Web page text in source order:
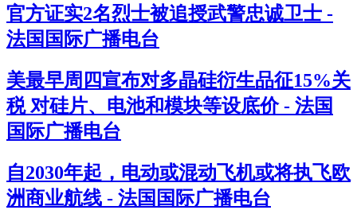
官方证实2名烈士被追授武警忠诚卫士 -
法国国际广播电台
美最早周四宣布对多晶硅衍生品征15%关
税 对硅片、电池和模块等设底价 - 法国
国际广播电台
自2030年起，电动或混动飞机或将执飞欧
洲商业航线 - 法国国际广播电台